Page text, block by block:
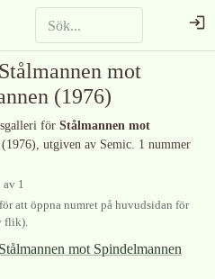
Stålmannen mot
(1976)
för Stålmannen mot
(1976), utgiven av Semic. 1 nummer
av 1
att öppna numret på huvudsidan för
flik).
Stålmannen mot Spindelmannen